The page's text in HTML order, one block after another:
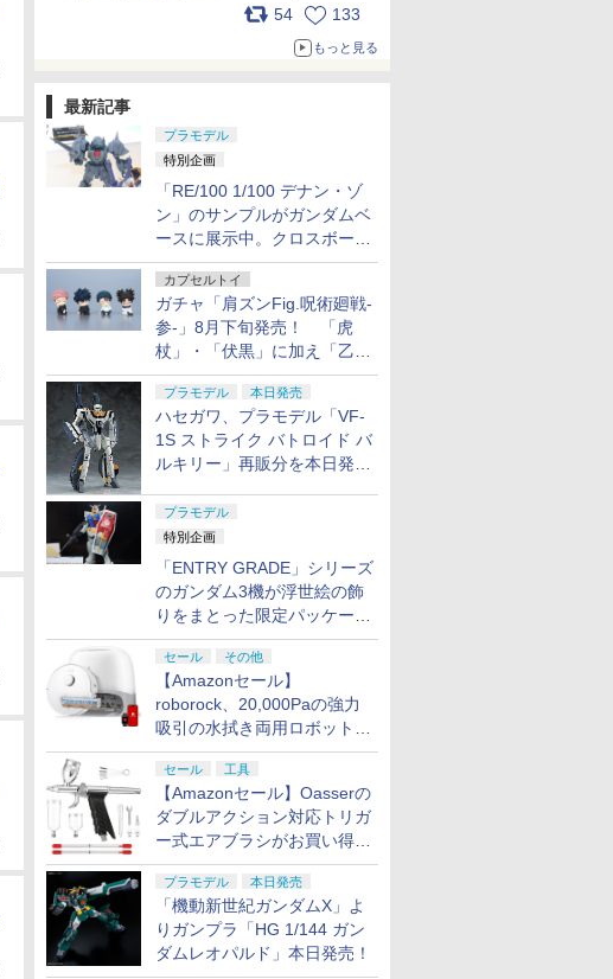
54 133
もっと見る
最新記事
プラモデル
特別企画
「RE/100 1/100 デナン・ゾ
ン」のサンプルがガンダムベ
ースに展示中。クロスボー
ン・バンガードの制式量産機
が間もなく発送【ガンダムベ
ース撮り下ろし】
カプセルトイ
ガチャ「肩ズンFig.呪術廻戦-
参-」8月下旬発売！ 「虎
杖」・「伏黒」に加え「乙
骨」・「脹相」がラインナッ
プ
プラモデル 本日発売
ハセガワ、プラモデル「VF-
1S ストライク バトロイド バ
ルキリー」再販分を本日発
プラモデル
特別企画
「ENTRY GRADE」シリーズ
のガンダム3機が浮世絵の飾
りをまとった限定パッケージ
で8月29日に発売！ お土産
にもピッタリ!?【ガンダムベ
ース撮り下ろし】
セール その他
【Amazonセール】
roborock、20,000Paの強力
吸引の水拭き両用ロボット掃
除機「Qrevo Curv 2 Flow」
がお買い得！
セール 工具
【Amazonセール】Oasserの
ダブルアクション対応トリガ
ー式エアブラシがお買い得価
格で登場！
プラモデル 本日発売
「機動新世紀ガンダムX」よ
りガンプラ「HG 1/144 ガン
ダムレオパルド」本日発売！